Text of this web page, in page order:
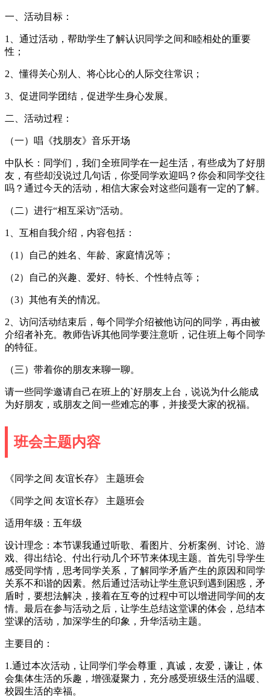
一、活动目标：
1、通过活动，帮助学生了解认识同学之间和睦相处的重要
性；
2、懂得关心别人、将心比心的人际交往常识；
3、促进同学团结，促进学生身心发展。
二、活动过程：
（一）唱《找朋友》音乐开场
中队长：同学们，我们全班同学在一起生活，有些成为了好朋
友，有些却没说过几句话，你受同学欢迎吗？你会和同学交往
吗？通过今天的活动，相信大家会对这些问题有一定的了解。
（二）进行“相互采访”活动。
1、互相自我介绍，内容包括：
（1）自己的姓名、年龄、家庭情况等；
（2）自己的兴趣、爱好、特长、个性特点等；
（3）其他有关的情况。
2、访问活动结束后，每个同学介绍被他访问的同学，再由被
介绍者补充。教师告诉其他同学要注意听，记住班上每个同学
的特征。
（三）带着你的朋友来聊一聊。
请一些同学邀请自己在班上的`好朋友上台，说说为什么能成
为好朋友，或朋友之间一些难忘的事，并接受大家的祝福。
班会主题内容
《同学之间 友谊长存》 主题班会
《同学之间 友谊长存》 主题班会
适用年级：五年级
设计理念：本节课我通过听歌、看图片、分析案例、讨论、游
戏、得出结论、付出行动几个环节来体现主题。首先引导学生
感受同学情，思考同学关系，了解同学矛盾产生的原因和同学
关系不和谐的因素。然后通过活动让学生意识到遇到困惑，矛
盾时，要想法解决，接着在互夸的过程中可以增进同学间的友
情。最后在参与活动之后，让学生总结这堂课的体会，总结本
堂课的活动，加深学生的印象，升华活动主题。
主要目的：
1.通过本次活动，让同学们学会尊重，真诚，友爱，谦让，体
会集体生活的乐趣，增强凝聚力，充分感受班级生活的温暖、
校园生活的幸福。